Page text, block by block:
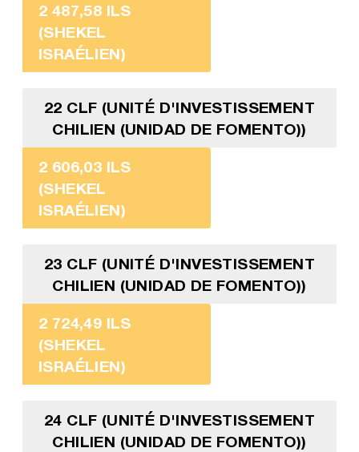
2 487,58 ILS
(SHEKEL
ISRAÉLIEN)
22 CLF (UNITÉ D'INVESTISSEMENT
CHILIEN (UNIDAD DE FOMENTO))
2 606,03 ILS
(SHEKEL
ISRAÉLIEN)
23 CLF (UNITÉ D'INVESTISSEMENT
CHILIEN (UNIDAD DE FOMENTO))
2 724,49 ILS
(SHEKEL
ISRAÉLIEN)
24 CLF (UNITÉ D'INVESTISSEMENT
CHILIEN (UNIDAD DE FOMENTO))